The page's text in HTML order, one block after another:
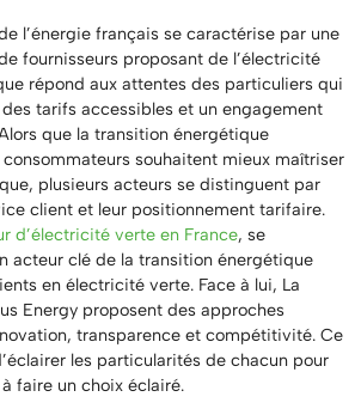
l’énergie français se caractérise par une
fournisseurs proposant de l’électricité
répond aux attentes des particuliers qui
tarifs accessibles et un engagement
que la transition énergétique
consommateurs souhaitent mieux maîtriser
plusieurs acteurs se distinguent par
client et leur positionnement tarifaire.
d’électricité verte en France, se
acteur clé de la transition énergétique
en électricité verte. Face à lui, La
Energy proposent des approches
transparence et compétitivité. Ce
les particularités de chacun pour
faire un choix éclairé.